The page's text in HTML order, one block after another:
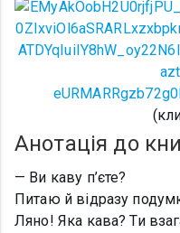
Анотація до
— Ви каву п’єте?
Питаю й відразу
Ляно! Яка кава? Ти